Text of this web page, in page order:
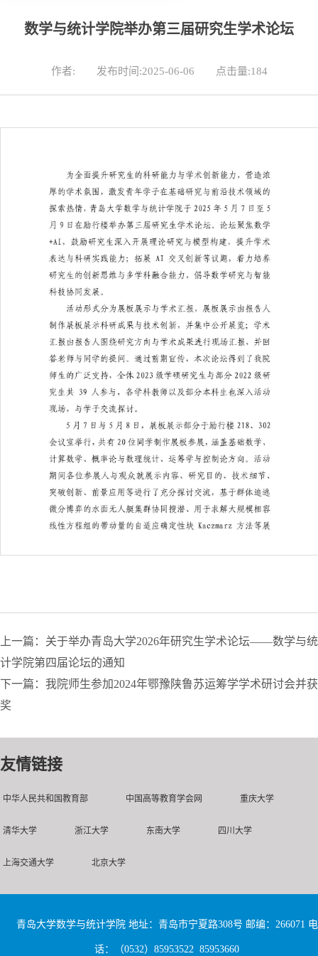
数学与统计学院举办第三届研究生学术论坛
作者: 发布时间:2025-06-06 点击量:184
上一篇：关于举办青岛大学2026年研究生学术论坛——数学与统
计学院第四届论坛的通知
下一篇：我院师生参加2024年鄂豫陕鲁苏运筹学学术研讨会并获
奖
友情链接
中华人民共和国教育部 中国高等教育学会网 重庆大学
清华大学 浙江大学 东南大学 四川大学
上海交通大学 北京大学
青岛大学数学与统计学院 地址：青岛市宁夏路308号 邮编：266071 电
话：（0532）85953522 85953660